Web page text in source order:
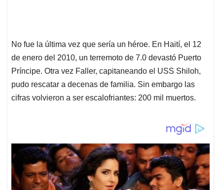
No fue la última vez que sería un héroe. En Haití, el 12
de enero del 2010, un terremoto de 7.0 devastó Puerto
Príncipe. Otra vez Faller, capitaneando el USS Shiloh,
pudo rescatar a decenas de familia. Sin embargo las
cifras volvieron a ser escalofriantes: 200 mil muertos.